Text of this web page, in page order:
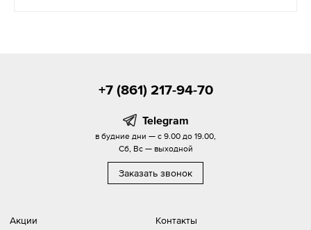
Акции Контакты
+7 (861) 217-94-70
Telegram
в будние дни — с 9.00 до 19.00,
Сб, Вс — выходной
Заказать звонок